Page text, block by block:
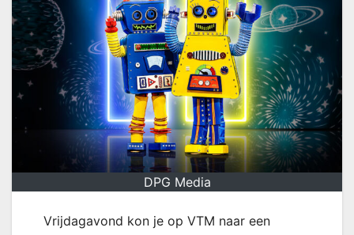
DPG Media
Vrijdagavond kon je op VTM naar een